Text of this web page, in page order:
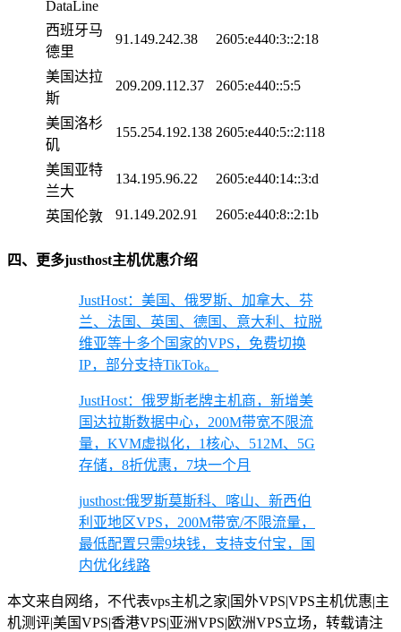
DataLine
西班牙马
德里
91.149.242.38 2605:e440:3::2:18
美国达拉
斯
209.209.112.37 2605:e440::5:5
美国洛杉
矶
155.254.192.138 2605:e440:5::2:118
美国亚特
兰大
134.195.96.22 2605:e440:14::3:d
英国伦敦 91.149.202.91 2605:e440:8::2:1b
四、更多justhost主机优惠介绍
JustHost：美国、俄罗斯、加拿大、芬
兰、法国、英国、德国、意大利、拉脱
维亚等十多个国家的VPS，免费切换
IP，部分支持TikTok。
JustHost：俄罗斯老牌主机商，新增美
国达拉斯数据中心，200M带宽不限流
量，KVM虚拟化，1核心、512M、5G
存储，8折优惠，7块一个月
justhost:俄罗斯莫斯科、喀山、新西伯
利亚地区VPS，200M带宽/不限流量，
最低配置只需9块钱，支持支付宝，国
内优化线路
本文来自网络，不代表vps主机之家|国外VPS|VPS主机优惠|主
机测评|美国VPS|香港VPS|亚洲VPS|欧洲VPS立场，转载请注